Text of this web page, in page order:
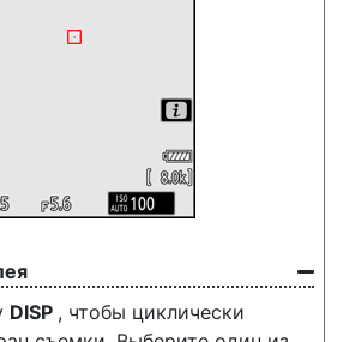
DISP , чтобы циклически